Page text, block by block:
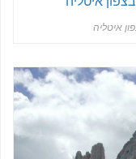
איטליה